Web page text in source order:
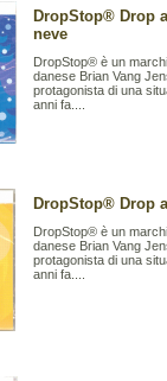
DropStop® Drop
neve
DropStop® è un
danese Brian Vang
protagonista di una
anni fa....
DropStop® Drop
DropStop® è un
danese Brian Vang
protagonista di una
anni fa....